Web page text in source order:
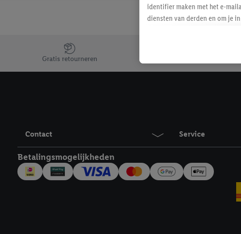
Jouw voordelen bij ons als Lidl webshop klant
Gratis retourneren
Contact Service
Betalingsmogelijkheden
identifier maken met het e-
diensten van derden en om je
Als je hiervoor toestemming
eerder interesse hebt getoond
Lidl-diensten worden
mailadres en met eventuele
verwerkingsdoeleinden je
Door te klikken op "Weigeren",
Door op "Akkoord" te klikken,
inclusief over de opslagperiode
over de cookies die wij inzetten.